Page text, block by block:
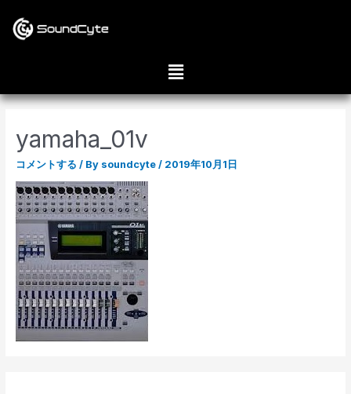
yamaha_01v
コメントする / By soundcyte / 2019年10月1日